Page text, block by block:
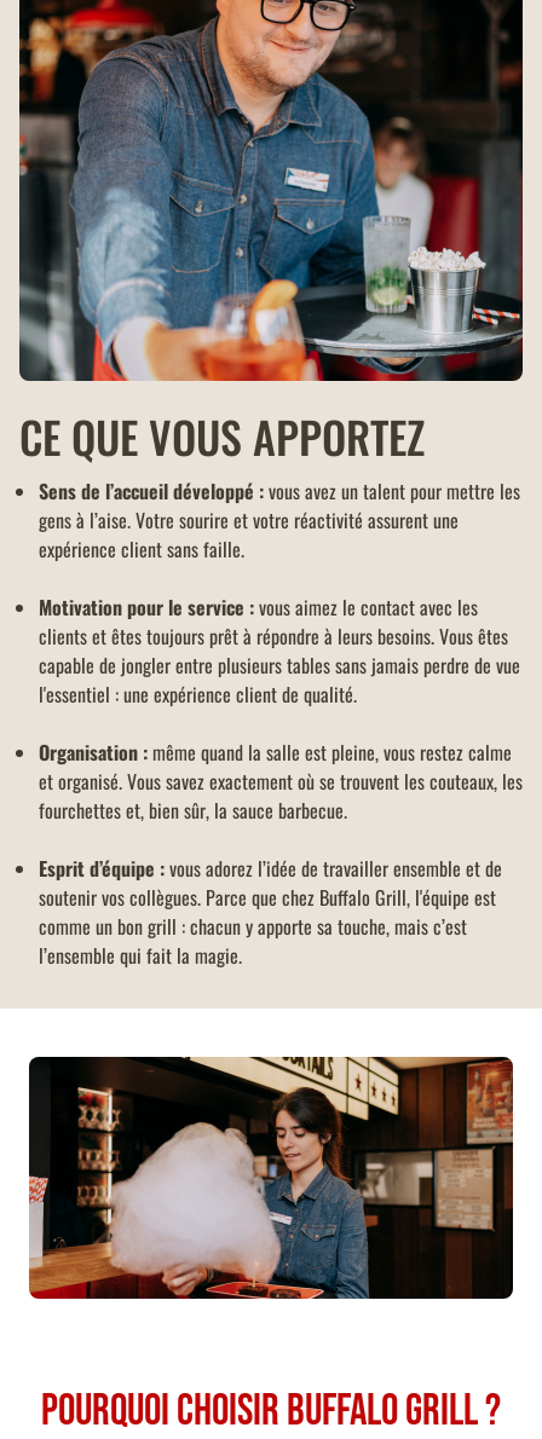
CE QUE VOUS APPORTEZ
Sens de l’accueil développé :vous avez un talent pour mettre les
gens à l’aise. Votre sourire et votre réactivité assurent une
expérience client sans faille.
Motivation pour le service :vous aimez le contact avec les
clients et êtes toujours prêt à répondre à leurs besoins. Vous êtes
capable de jongler entre plusieurs tables sans jamais perdre de vue
l'essentiel : une expérience client de qualité.
Organisation :même quand la salle est pleine, vous restez calme
et organisé. Vous savez exactement où se trouvent les couteaux, les
fourchettes et, bien sûr, la sauce barbecue.
Esprit d’équipe :vous adorez l’idée de travailler ensemble et de
soutenir vos collègues. Parce que chez Buffalo Grill, l'équipe est
comme un bon grill : chacun y apporte sa touche, mais c’est
l’ensemble qui fait la magie.
Pourquoi choisir Buffalo Grill ?